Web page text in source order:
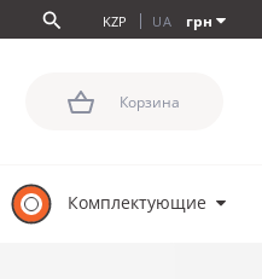
KZP UA грн
Корзина
Комплектующие